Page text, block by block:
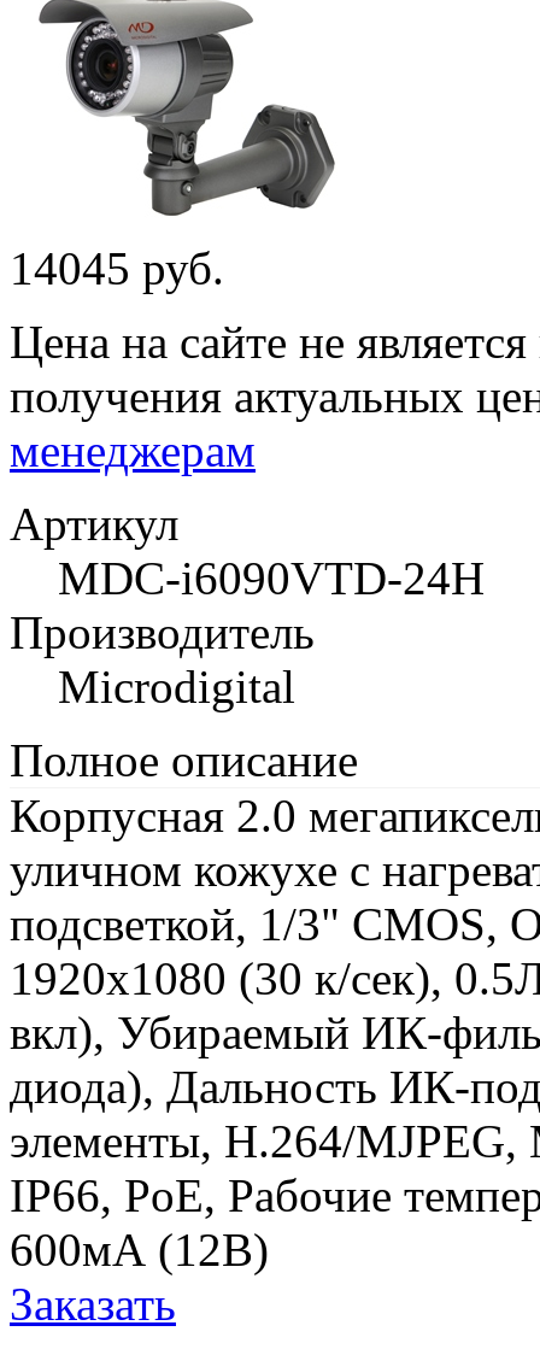
14045 руб.
Цена на сайте не
получения актуальных
менеджерам
Артикул
MDC-i6090VTD-24H
Производитель
Microdigital
Полное описание
Корпусная 2.0
уличном кожухе с
подсветкой, 1/3" CMOS,
1920х1080 (30 к/сек),
вкл), Убираемый ИК-
диода), Дальность ИК-
элементы, H.264/
IP66, РoE, Рабочие
600мА (12В)
Заказать